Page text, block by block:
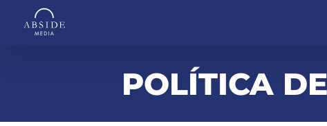
POLÍTICA